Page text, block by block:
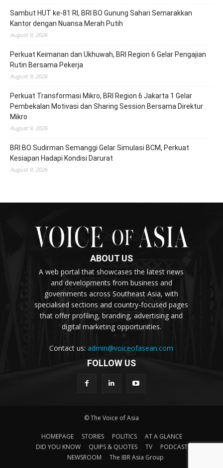
Sambut HUT ke-81 RI, BRI BO Gunung Sahari Semarakkan
Kantor dengan Nuansa Merah Putih
August 9, 2026
Perkuat Keimanan dan Ukhuwah, BRI Region 6 Gelar Pengajian
Rutin Bersama Pekerja
August 9, 2026
Perkuat Transformasi Mikro, BRI Region 6 Jakarta 1 Gelar
Pembekalan Motivasi dan Sharing Session Bersama Direktur
Mikro
August 9, 2026
BRI BO Sudirman Semanggi Gelar Simulasi BCM, Perkuat
Kesiapan Hadapi Kondisi Darurat
August 9, 2026
ABOUT US
A web portal that showcases the latest news
and developments from business and
governments across Southeast Asia, with
specialised sections and country-focused pages
that offer profiling, branding, advertising and
digital marketing opportunities.
Contact us:admin@voiceofasean.com
FOLLOW US
© The Voice of Asia
HOMEPAGE STORIES POLITICS
AT A GLANCE
DID YOU KNOW
QUIPS & QUOTES TV
PODCAST
NEWSROOM
The IBR Asia Group